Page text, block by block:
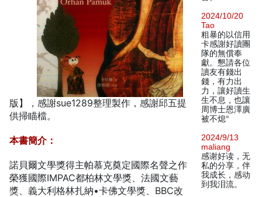
版】，感謝sue1289整理製作，感謝邱五提
供掃瞄檔。
本書簡介：
諾貝爾文學獎得主帕慕克奠定國際名聲之作
榮獲國際IMPAC都柏林文學獎、法國文藝
獎、義大利格林扎納•卡佛文學獎、BBC改
2024/10/20
Tao
粗暴的以信用
卡感謝好讀團
隊的無償奉
獻。懇請各位
讀友有錢出
錢，有力出
力，讓好讀生
生不息，也讓
周博士恩澤廣
被不熄°
2024/9/13
maliang
感谢好读，无
私的分享，伴
我成长，感动
到我泪流。